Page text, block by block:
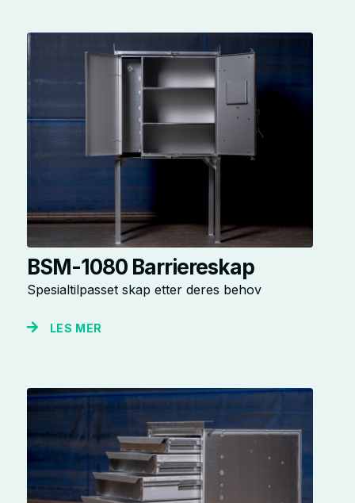
BSM-1080 Barriereskap
Spesialtilpasset skap etter deres behov
LES MER